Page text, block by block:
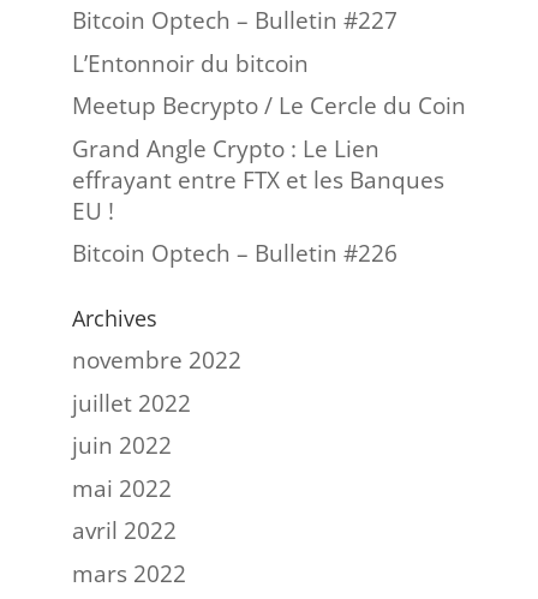
Bitcoin Optech – Bulletin #227
L’Entonnoir du bitcoin
Meetup Becrypto / Le Cercle du Coin
Grand Angle Crypto : Le Lien
effrayant entre FTX et les Banques
EU !
Bitcoin Optech – Bulletin #226
Archives
novembre 2022
juillet 2022
juin 2022
mai 2022
avril 2022
mars 2022